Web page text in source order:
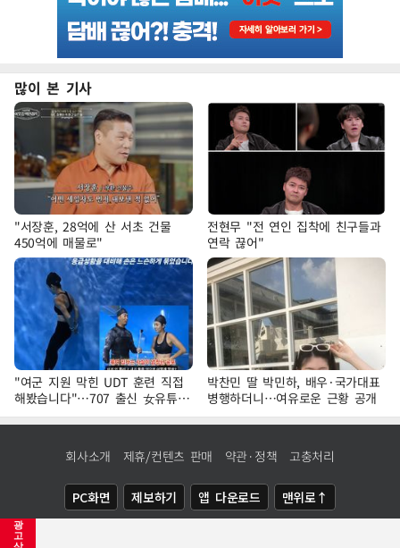
광
고
많이 본 기사
"서장훈, 28억에 산 서초 건물
450억에 매물로"
전현무 "전 연인 집착에 친구들과
연락 끊어"
"여군 지원 막힌 UDT 훈련 직접
해봤습니다"…707 출신 女유튜버
'완벽 소화'
박찬민 딸 박민하, 배우·국가대표
병행하더니…여유로운 근황 공개
회사소개 제휴/컨텐츠 판매 약관·정책 고충처리
PC화면 제보하기 앱 다운로드 맨위로↑